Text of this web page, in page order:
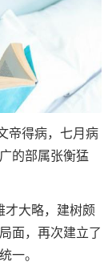
帝得病，七月病
的部属张衡猛
才大略，建树颇
面，再次建立了
一。